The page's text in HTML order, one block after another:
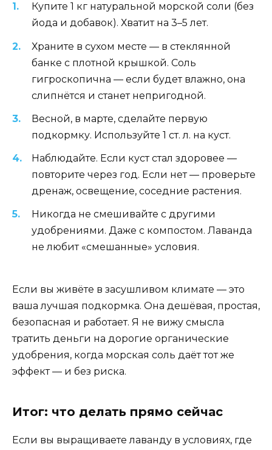
Купите 1 кг натуральной морской соли (без
йода и добавок). Хватит на 3–5 лет.
Храните в сухом месте — в стеклянной
банке с плотной крышкой. Соль
гигроскопична — если будет влажно, она
слипнётся и станет непригодной.
Весной, в марте, сделайте первую
подкормку. Используйте 1 ст. л. на куст.
Наблюдайте. Если куст стал здоровее —
повторите через год. Если нет — проверьте
дренаж, освещение, соседние растения.
Никогда не смешивайте с другими
удобрениями. Даже с компостом. Лаванда
не любит «смешанные» условия.
Если вы живёте в засушливом климате — это
ваша лучшая подкормка. Она дешёвая, простая,
безопасная и работает. Я не вижу смысла
тратить деньги на дорогие органические
удобрения, когда морская соль даёт тот же
эффект — и без риска.
Итог: что делать прямо сейчас
Если вы выращиваете лаванду в условиях, где